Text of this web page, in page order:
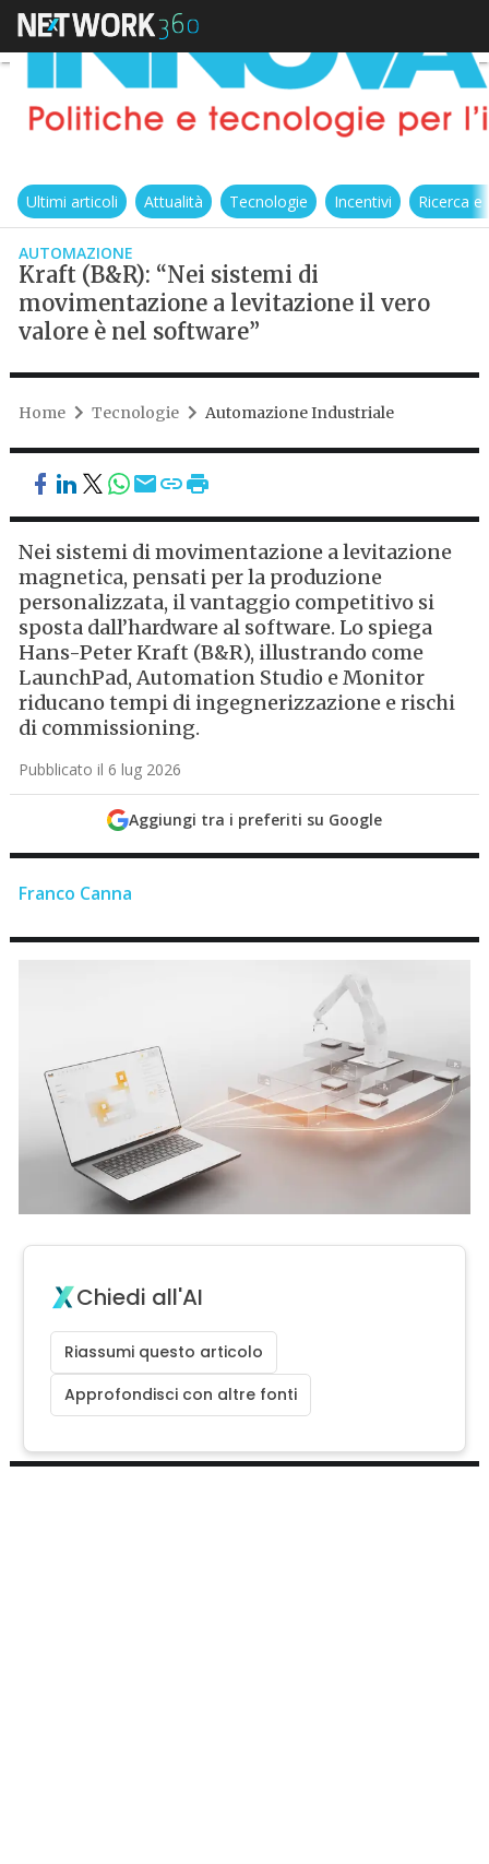
Ultimi articoli Attualità Tecnologie Incentivi Ricerca
AUTOMAZIONE
Kraft (B&R): “Nei sistemi di
movimentazione a levitazione il vero
valore è nel software”
Home Tecnologie Automazione Industriale
Nei sistemi di movimentazione a levitazione
magnetica, pensati per la produzione
personalizzata, il vantaggio competitivo si
sposta dall’hardware al software. Lo spiega
Hans-Peter Kraft (B&R), illustrando come
LaunchPad, Automation Studio e Monitor
riducano tempi di ingegnerizzazione e rischi
di commissioning.
Pubblicato il 6 lug 2026
Aggiungi tra i preferiti su Google
Franco Canna
Chiedi all'AI
Riassumi questo articolo
Approfondisci con altre fonti